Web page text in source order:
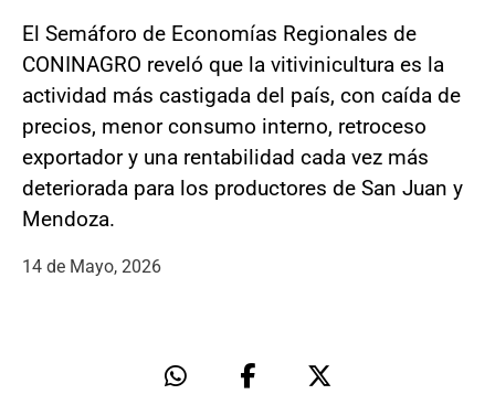
El Semáforo de Economías Regionales de
CONINAGRO reveló que la vitivinicultura es la
actividad más castigada del país, con caída de
precios, menor consumo interno, retroceso
exportador y una rentabilidad cada vez más
deteriorada para los productores de San Juan y
Mendoza.
14 de Mayo, 2026